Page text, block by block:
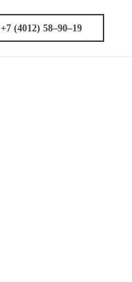
+7 (4012) 58‒90‒19